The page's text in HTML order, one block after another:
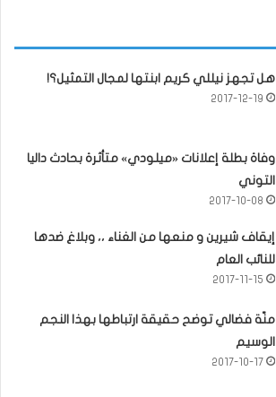
هل تجهز نيللي كريم ابنتها لمجال التمثيل؟!
2017-12-19
وفاة بطلة إعلانات «ميلودي» متأثرة بحادث داليا
التوني
2017-10-08
إيقاف شيرين و منعها من الغناء ،، وبلاغ ضدها
للنائب العام
2017-11-15
منّة فضالي توضح حقيقة ارتباطها بهذا النجم
الوسيم
2017-10-17